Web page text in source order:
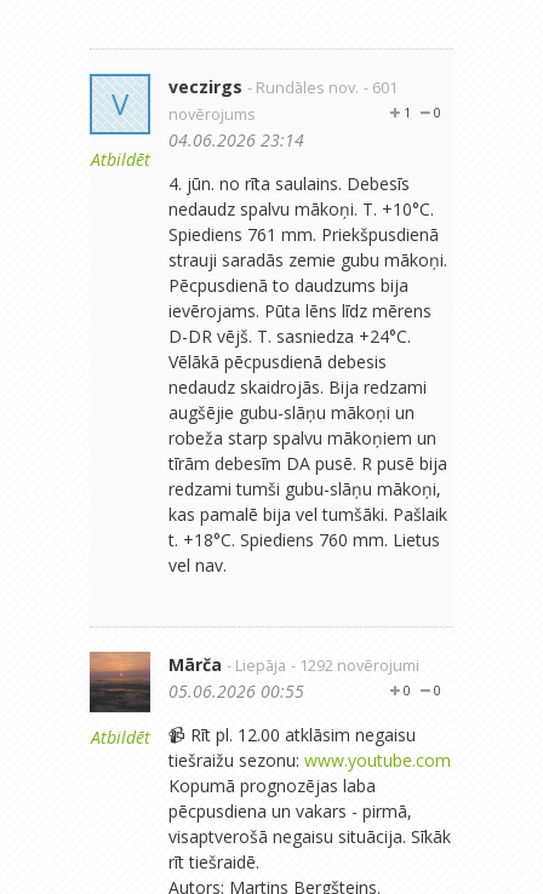
V
Atbildēt
veczirgs - Rundāles nov. - 601
novērojums
0
1
04.06.2026 23:14
4. jūn. no rīta saulains. Debesīs
nedaudz spalvu mākoņi. T. +10°C.
Spiediens 761 mm. Priekšpusdienā
strauji saradās zemie gubu mākoņi.
Pēcpusdienā to daudzums bija
ievērojams. Pūta lēns līdz mērens
D-DR vējš. T. sasniedza +24°C.
Vēlākā pēcpusdienā debesis
nedaudz skaidrojās. Bija redzami
augšējie gubu-slāņu mākoņi un
robeža starp spalvu mākoņiem un
tīrām debesīm DA pusē. R pusē bija
redzami tumši gubu-slāņu mākoņi,
kas pamalē bija vel tumšāki. Pašlaik
t. +18°C. Spiediens 760 mm. Lietus
vel nav.
Atbildēt
Mārča - Liepāja - 1292 novērojumi
0
0
05.06.2026 00:55
📹 Rīt pl. 12.00 atklāsim negaisu
tiešraižu sezonu: www.youtube.com
Kopumā prognozējas laba
pēcpusdiena un vakars - pirmā,
visaptverošā negaisu situācija. Sīkāk
rīt tiešraidē.
Autors: Martins Bergšteins.